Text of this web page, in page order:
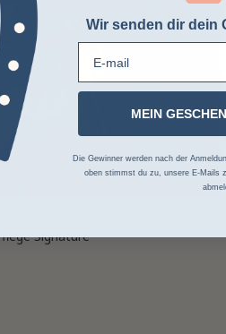
Signature
Wir senden dir dein
MEIN
Die Gewinner werden nach der
oben stimmst du zu, unsere E-Mails